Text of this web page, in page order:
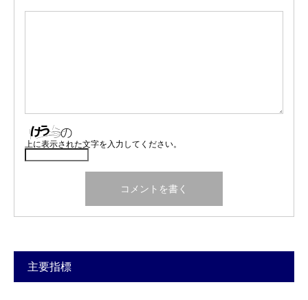
上に表示された文字を入力してください。
主要指標